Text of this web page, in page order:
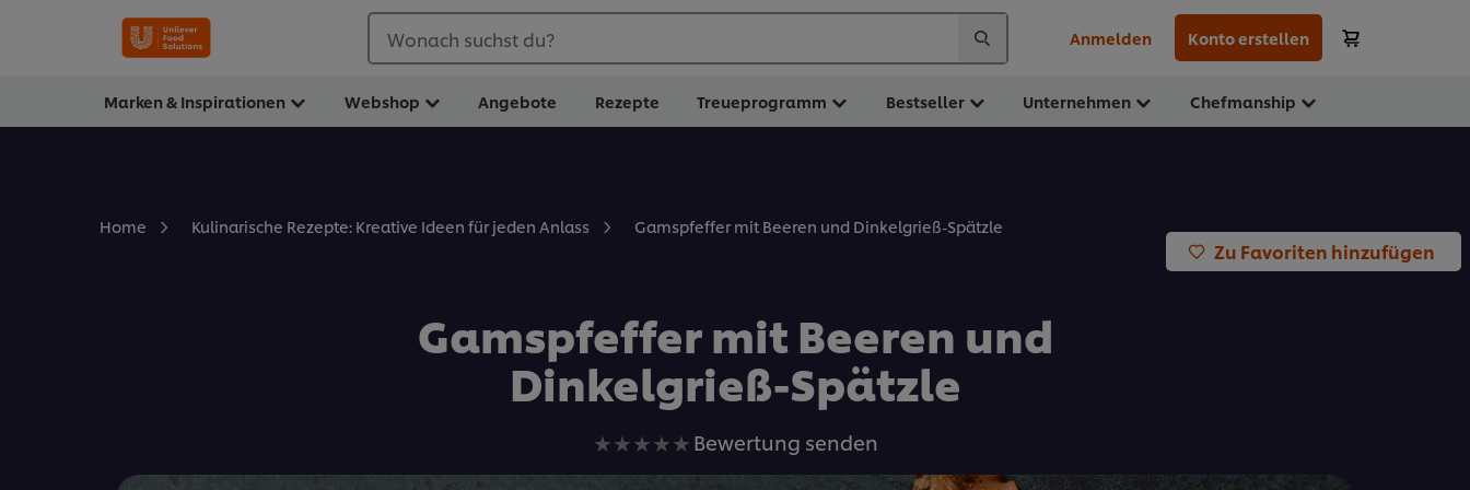
Wonach suchst du? Anmelden Konto erstellen
Marken & Inspirationen Webshop Angebote Rezepte Treueprogramm Bestseller Unternehmen Chefmanship
Home Kulinarische Rezepte: Kreative Ideen für jeden Anlass Gamspfeffer mit Beeren und Dinkelgrieß-Spätzle
Zu Favoriten hinzufügen
Gamspfeffer mit Beeren und
Dinkelgrieß-Spätzle
Keine
Bewertungen
Bewertung senden